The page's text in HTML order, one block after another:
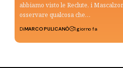
abbiamo visto le Reclute, i
osservare qualcosa che…
DiMARCO PULICANÒ 1 giorno fa